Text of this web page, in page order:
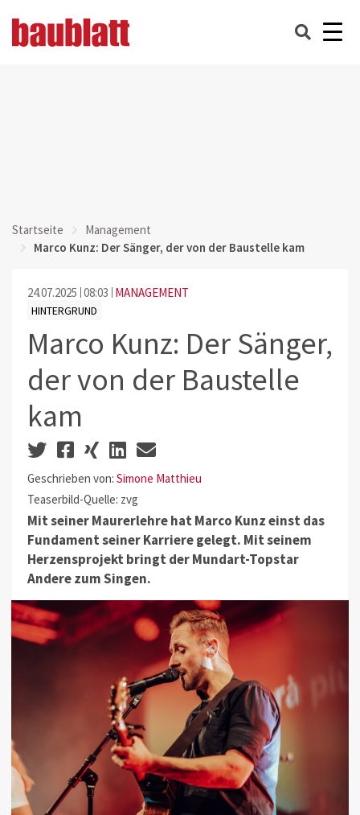
Startseite
Management
Marco Kunz: Der Sänger, der von der Baustelle kam
24.07.2025 08:03 MANAGEMENT
HINTERGRUND
Marco Kunz: Der Sänger,
der von der Baustelle
kam
Geschrieben von: Simone Matthieu
Teaserbild-Quelle: zvg
Mit seiner Maurerlehre hat Marco Kunz einst das
Fundament seiner Karriere gelegt. Mit seinem
Herzensprojekt bringt der Mundart-Topstar
Andere zum Singen.